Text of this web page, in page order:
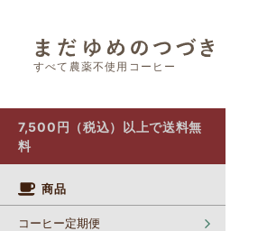
すべて農薬不使用コーヒー
7,500円（税込）以上で送料無
料
商品
コーヒー定期便